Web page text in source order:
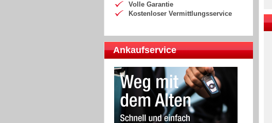
Volle Garantie
Kostenloser Vermittlungsservice
Ankaufservice